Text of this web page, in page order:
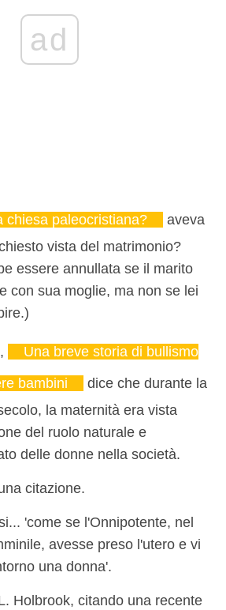
ad
chiesa paleocristiana?
aveva
vista del matrimonio?
essere annullata se il marito
con sua moglie, ma non se lei
Una breve storia di bullismo
bambini
dice che durante la
la maternità era vista
del ruolo naturale e
delle donne nella società.
citazione.
'come se l'Onnipotente, nel
avesse preso l'utero e vi
una donna'.
Holbrook, citando una recente